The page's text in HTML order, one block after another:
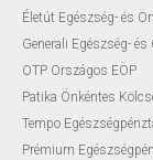
Életút Egészség- és
Generali Egészség-
OTP Országos EÖP
Patika Önkéntes
Tempo
Prémium